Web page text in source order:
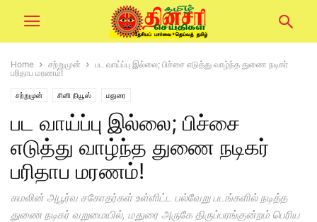
Home சற்றுமுன்
பட வாய்ப்பு இல்லை; பிச்சை எடுத்து வாழ்ந்த துணை நடிகர்
பரிதாப மரணம்!
சற்றுமுன் சினி நியூஸ் மதுரை
பட வாய்ப்பு இல்லை; பிச்சை
எடுத்து வாழ்ந்த துணை நடிகர்
பரிதாப மரணம்!
கமலின் அபூர்வ சகோதர்கள் உள்ளிட்ட பல்வேறு படங்களில் நடித்த
துணை நடிகர் வறுமையில், மதுரை அருகே திருப்பரங்குன்றம் பெரிய